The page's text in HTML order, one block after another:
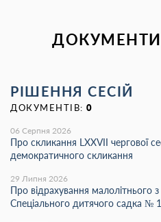
РІШЕННЯ СЕСІЙ
ДОКУМЕНТІВ: 0
06 Серпня 2026
Про скликання LХХVІІ чергової
демократичного скликання
29 Липня 2026
Про відрахування малолітнього
Спеціального дитячого садка №